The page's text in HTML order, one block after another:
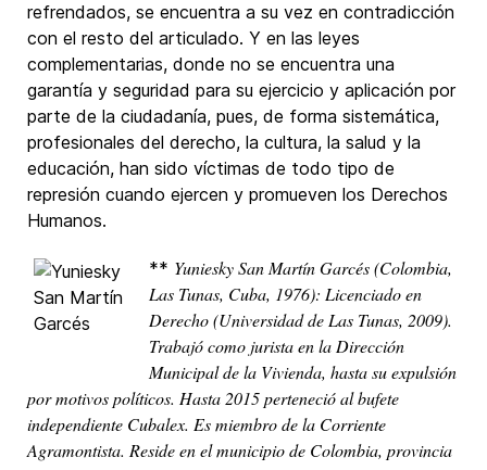
refrendados, se encuentra a su vez en contradicción
con el resto del articulado. Y en las leyes
complementarias, donde no se encuentra una
garantía y seguridad para su ejercicio y aplicación por
parte de la ciudadanía, pues, de forma sistemática,
profesionales del derecho, la cultura, la salud y la
educación, han sido víctimas de todo tipo de
represión cuando ejercen y promueven los Derechos
Humanos.
** Yuniesky San Martín Garcés (Colombia,
Las Tunas, Cuba, 1976): Licenciado en
Derecho (Universidad de Las Tunas, 2009).
Trabajó como jurista en la Dirección
Municipal de la Vivienda, hasta su expulsión
por motivos políticos. Hasta 2015 perteneció al bufete
independiente Cubalex. Es miembro de la Corriente
Agramontista. Reside en el municipio de Colombia, provincia